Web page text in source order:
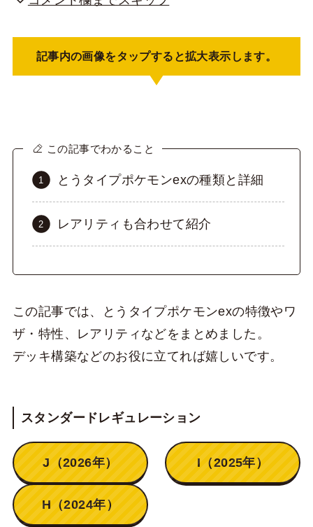
記事内の画像をタップすると拡大表示します。
この記事でわかること
とうタイプポケモンexの種類と詳細
レアリティも合わせて紹介
この記事では、とうタイプポケモンexの特徴やワ
ザ・特性、レアリティなどをまとめました。
デッキ構築などのお役に立てれば嬉しいです。
スタンダードレギュレーション
J（2026年） I（2025年）
H（2024年）